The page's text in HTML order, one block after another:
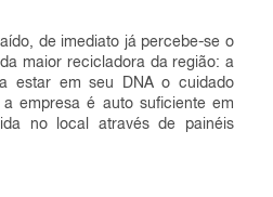
de imediato já percebe-se o
maior recicladora da região: a
estar em seu DNA o cuidado
empresa é auto suficiente em
no local através de painéis